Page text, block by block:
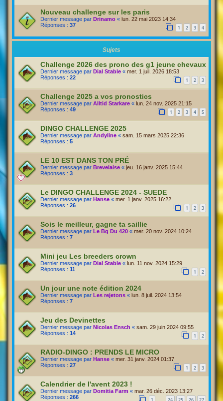
Nouveau challenge sur les paris
Dernier message par Drinamo « lun. 22 mai 2023 14:34
Réponses : 37 1 2 3 4
Sujets
Challenge 2026 des prono des g1 jeune chevaux
Dernier message par Dial Stable « mer. 1 juil. 2026 18:53
Réponses : 22 1 2 3
Challenge 2025 a vos pronostics
Dernier message par Alltid Starkare « lun. 24 nov. 2025 21:15
Réponses : 49 1 2 3 4 5
DINGO CHALLENGE 2025
Dernier message par Andyline « sam. 15 mars 2025 22:36
Réponses : 5
LE 10 EST DANS TON PRÉ
Dernier message par Brevelaise « jeu. 16 janv. 2025 15:44
Réponses : 3
Le DINGO CHALLENGE 2024 - SUEDE
Dernier message par Hanse « mer. 1 janv. 2025 16:22
Réponses : 26 1 2 3
Sois le meilleur, gagne ta saillie
Dernier message par Le Bg Du 420 « mer. 20 nov. 2024 10:24
Réponses : 7
Mini jeu Les breeders crown
Dernier message par Dial Stable « lun. 11 nov. 2024 15:29
Réponses : 11 1 2
Un jour une note édition 2024
Dernier message par Les rejetons « lun. 8 juil. 2024 13:54
Réponses : 7
Jeu des Devinettes
Dernier message par Nicolas Ensch « sam. 29 juin 2024 09:55
Réponses : 14 1 2
RADIO-DINGO : PRENDS LE MICRO
Dernier message par Hanse « mer. 31 janv. 2024 01:37
Réponses : 27 1 2 3
Calendrier de l'avent 2023 !
Dernier message par Domitia Farm « mar. 26 déc. 2023 13:27
Réponses : 266